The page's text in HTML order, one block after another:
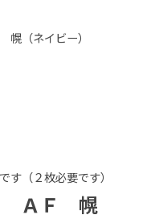
（ネイビー）
ＡＦ 幌
す（２枚必要です）